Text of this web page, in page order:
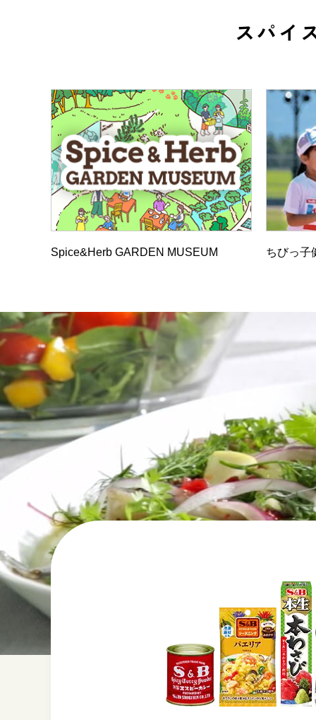
スパイ
Spice&Herb GARDEN MUSEUM ちびっ子